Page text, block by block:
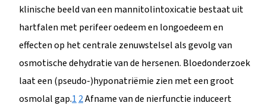
klinische beeld van een mannitolintoxicatie bestaat uit
hartfalen met perifeer oedeem en longoedeem en
effecten op het centrale zenuwstelsel als gevolg van
osmotische dehydratie van de hersenen. Bloedonderzoek
laat een (pseudo-)hyponatriëmie zien met een groot
osmolal gap.1 2Afname van de nierfunctie induceert